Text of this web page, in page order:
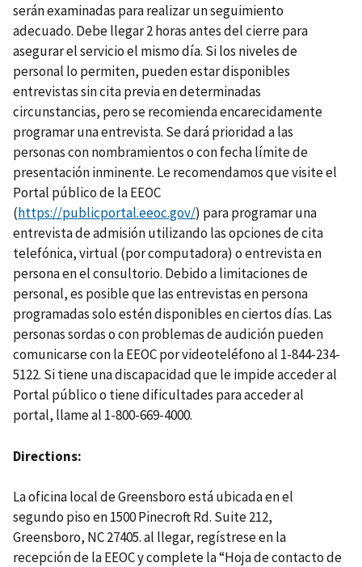
serán examinadas para realizar un seguimiento
adecuado. Debe llegar 2 horas antes del cierre para
asegurar el servicio el mismo día. Si los niveles de
personal lo permiten, pueden estar disponibles
entrevistas sin cita previa en determinadas
circunstancias, pero se recomienda encarecidamente
programar una entrevista. Se dará prioridad a las
personas con nombramientos o con fecha límite de
presentación inminente. Le recomendamos que visite el
Portal público de la EEOC
(https://publicportal.eeoc.gov/) para programar una
entrevista de admisión utilizando las opciones de cita
telefónica, virtual (por computadora) o entrevista en
persona en el consultorio. Debido a limitaciones de
personal, es posible que las entrevistas en persona
programadas solo estén disponibles en ciertos días. Las
personas sordas o con problemas de audición pueden
comunicarse con la EEOC por videoteléfono al 1-844-234-
5122. Si tiene una discapacidad que le impide acceder al
Portal público o tiene dificultades para acceder al
portal, llame al 1-800-669-4000.
Directions
La oficina local de Greensboro está ubicada en el
segundo piso en 1500 Pinecroft Rd. Suite 212,
Greensboro, NC 27405. al llegar, regístrese en la
recepción de la EEOC y complete la “Hoja de contacto de